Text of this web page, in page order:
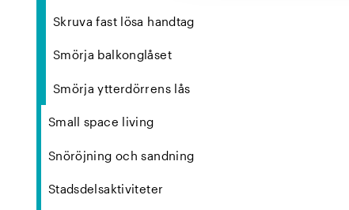
Skruva fast lösa handtag
Smörja balkonglåset
Smörja ytterdörrens lås
Small space living
Snöröjning och sandning
Stadsdelsaktiviteter